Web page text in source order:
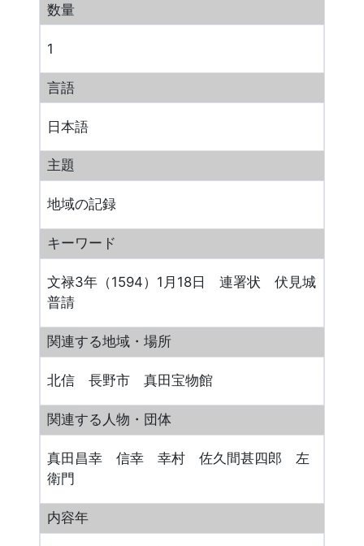
数量
1
言語
日本語
主題
地域の記録
キーワード
文禄3年（1594）1月18日 連署状 伏見城
普請
関連する地域・場所
北信 長野市 真田宝物館
関連する人物・団体
真田昌幸 信幸 幸村 佐久間甚四郎 左
衛門
内容年